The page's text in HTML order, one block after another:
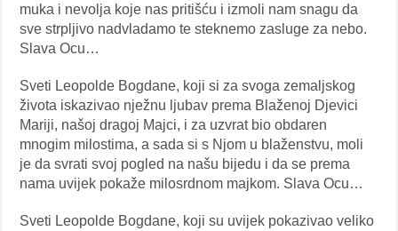
muka i nevolja koje nas pritišću i izmoli nam snagu da
sve strpljivo nadvladamo te steknemo zasluge za nebo.
Slava Ocu…
Sveti Leopolde Bogdane, koji si za svoga zemaljskog
života iskazivao nježnu ljubav prema Blaženoj Djevici
Mariji, našoj dragoj Majci, i za uzvrat bio obdaren
mnogim milostima, a sada si s Njom u blaženstvu, moli
je da svrati svoj pogled na našu bijedu i da se prema
nama uvijek pokaže milosrdnom majkom. Slava Ocu…
Sveti Leopolde Bogdane, koji su uvijek pokazivao veliko